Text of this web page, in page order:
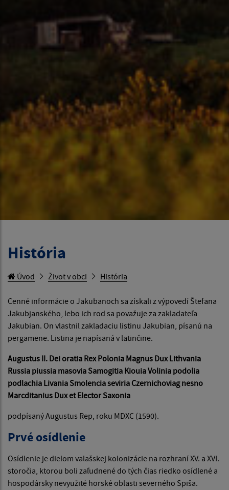
História
Úvod Život v obci História
Cenné informácie o Jakubanoch sa získali z výpovedí Štefana
Jakubjanského, lebo ich rod sa považuje za zakladateľa
Jakubian. On vlastnil zakladaciu listinu Jakubian, písanú na
pergamene. Listina je napísaná v latinčine.
Augustus II. Dei oratia Rex Polonia Magnus Dux Lithvania
Russia piussia masovia Samogitia Kiouia Volinia podolia
podlachia Livania Smolencia seviria Czernichoviag nesno
Marcditanius Dux et Elector Saxonia
podpísaný Augustus Rep, roku MDXC (1590).
Prvé osídlenie
Osídlenie je dielom valašskej kolonizácie na rozhraní XV. a XVI.
storočia, ktorou boli zaľudnené do tých čias riedko osídlené a
hospodársky nevyužité horské oblasti severného Spiša.